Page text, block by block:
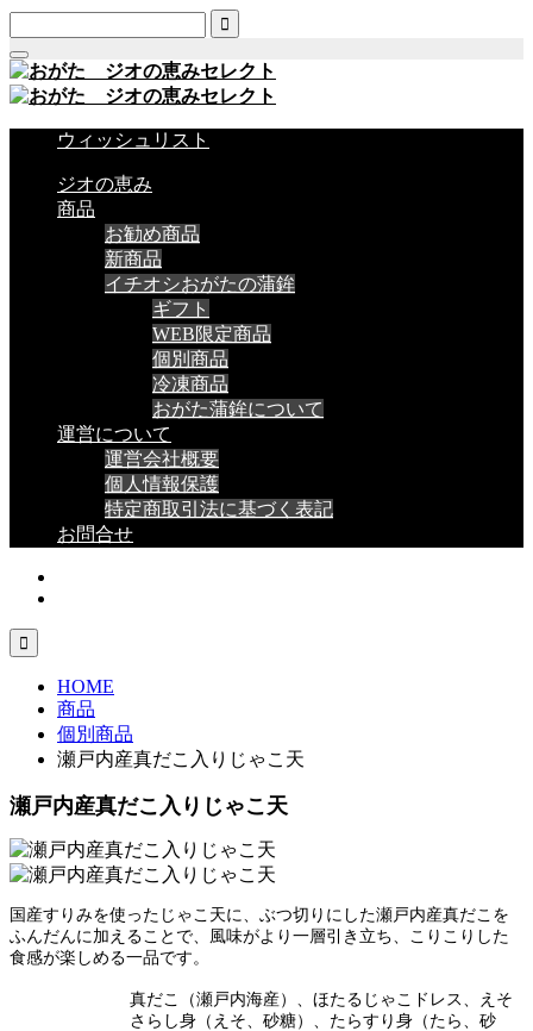

ウィッシュリスト
ジオの恵み
商品
お勧め商品
新商品
イチオシおがたの蒲鉾
ギフト
WEB限定商品
個別商品
冷凍商品
おがた蒲鉾について
運営について
運営会社概要
個人情報保護
特定商取引法に基づく表記
お問合せ

HOME
商品
個別商品
瀬戸内産真だこ入りじゃこ天
瀬戸内産真だこ入りじゃこ天
国産すりみを使ったじゃこ天に、ぶつ切りにした瀬戸内産真だこを
ふんだんに加えることで、風味がより一層引き立ち、こりこりした
食感が楽しめる一品です。
真だこ（瀬戸内海産）、ほたるじゃこドレス、えそ
さらし身（えそ、砂糖）、たらすり身（たら、砂